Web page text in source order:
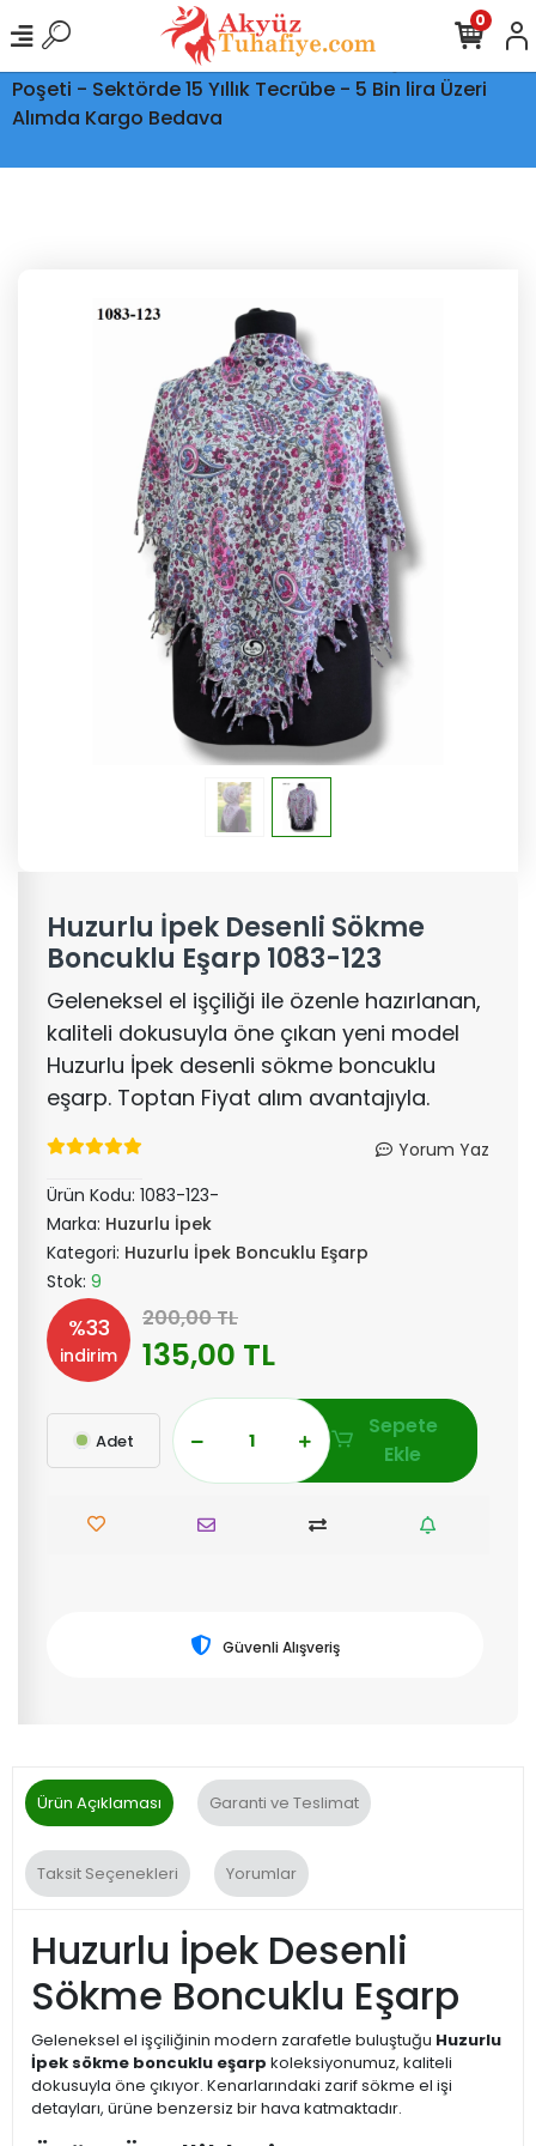
Ptt Kargo İle Tüm Türkiye'ye Teslimat - Şeffaf Kargo
Poşeti - Sektörde 15 Yıllık Tecrübe - 5 Bin lira Üzeri
Alımda Kargo Bedava
0
Huzurlu İpek Desenli Sökme
Boncuklu Eşarp 1083-123
Geleneksel el işçiliği ile özenle hazırlanan,
kaliteli dokusuyla öne çıkan yeni model
Huzurlu İpek desenli sökme boncuklu
eşarp. Toptan Fiyat alım avantajıyla.
Yorum Yaz
Ürün Kodu: 1083-123-
Marka: Huzurlu İpek
Kategori: Huzurlu İpek Boncuklu Eşarp
Stok: 9
%33
indirim
200,00 TL
135,00 TL
Adet
Sepete
Ekle
Güvenli Alışveriş
Ürün Açıklaması Garanti ve Teslimat
Taksit Seçenekleri Yorumlar
Huzurlu İpek Desenli
Sökme Boncuklu Eşarp
Geleneksel el işçiliğinin modern zarafetle buluştuğu Huzurlu
İpek sökme boncuklu eşarp koleksiyonumuz, kaliteli
dokusuyla öne çıkıyor. Kenarlarındaki zarif sökme el işi
detayları, ürüne benzersiz bir hava katmaktadır.